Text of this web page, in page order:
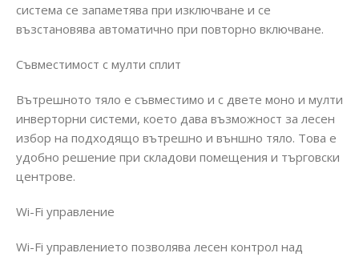
система се запаметява при изключване и се
възстановява автоматично при повторно включване.
Съвместимост с мулти сплит
Вътрешното тяло е съвместимо и с двете моно и мулти
инверторни системи, което дава възможност за лесен
избор на подходящо вътрешно и външно тяло. Това е
удобно решение при складови помещения и търговски
центрове.
Wi-Fi управление
Wi-Fi управлението позволява лесен контрол над